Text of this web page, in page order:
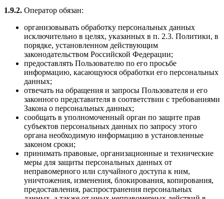
1.9.2. Оператор обязан:
организовывать обработку персональных данных
исключительно в целях, указанных в п. 2.3. Политики, в
порядке, установленном действующим
законодательством Российской Федерации;
предоставлять Пользователю по его просьбе
информацию, касающуюся обработки его персональных
данных;
отвечать на обращения и запросы Пользователя и его
законного представителя в соответствии с требованиями
Закона о персональных данных;
сообщать в уполномоченный орган по защите прав
субъектов персональных данных по запросу этого
органа необходимую информацию в установленные
законом сроки;
принимать правовые, организационные и технические
меры для защиты персональных данных от
неправомерного или случайного доступа к ним,
уничтожения, изменения, блокирования, копирования,
предоставления, распространения персональных